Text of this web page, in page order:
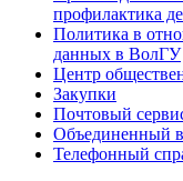
профилактика
Политика в
данных в ВолГУ
Центр
Закупки
Почтовый
Объединенный
Телефонный